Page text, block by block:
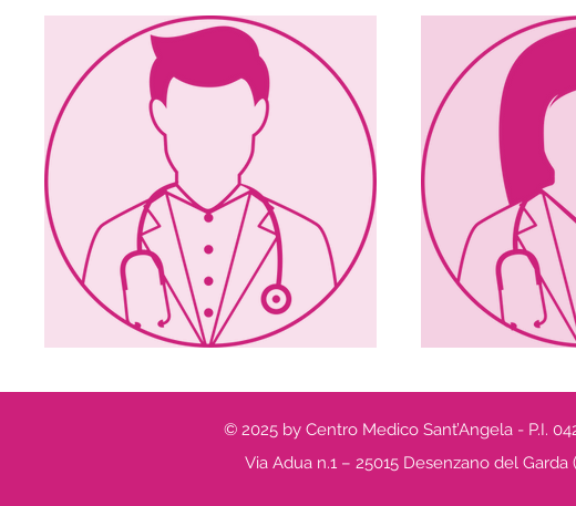
© 2025 by Centro Medico Sant’Angela - P.I.
Via Adua n.1 – 25015 Desenzano del Garda